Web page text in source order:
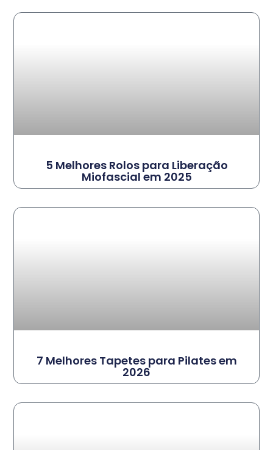
5 Melhores Rolos para Liberação
Miofascial em 2025
7 Melhores Tapetes para Pilates em
2026